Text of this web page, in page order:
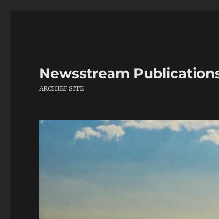
Newsstream
ARCHIEF SITE